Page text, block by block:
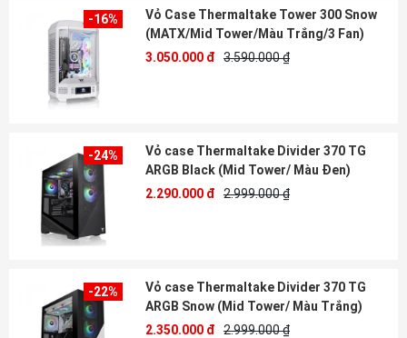
-16%
Vỏ Case Thermaltake Tower 300 Snow
(MATX/Mid Tower/Màu Trắng/3 Fan)
3.050.000 đ
3.590.000 ₫
-24%
Vỏ case Thermaltake Divider 370 TG
ARGB Black (Mid Tower/ Màu Đen)
2.290.000 đ
2.999.000 ₫
-22%
Vỏ case Thermaltake Divider 370 TG
ARGB Snow (Mid Tower/ Màu Trắng)
2.350.000 đ
2.999.000 ₫